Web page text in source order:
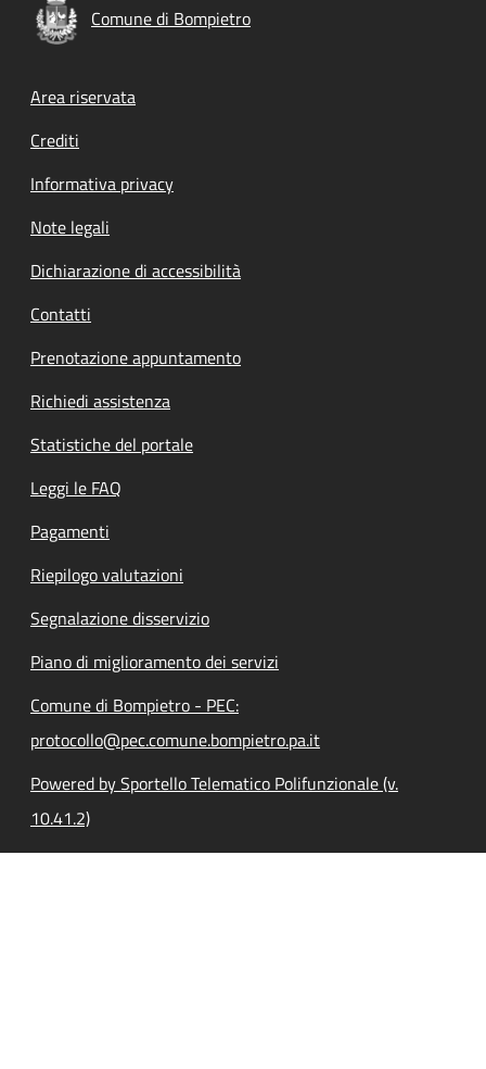
Comune di Bompietro
Footer menu
Area riservata
Crediti
Informativa privacy
Note legali
Dichiarazione di accessibilità
Contatti
Prenotazione appuntamento
Richiedi assistenza
Statistiche del portale
Leggi le FAQ
Pagamenti
Riepilogo valutazioni
Segnalazione disservizio
Piano di miglioramento dei servizi
Comune di Bompietro - PEC:
protocollo@pec.comune.bompietro.pa.it
Powered by Sportello Telematico Polifunzionale (v.
10.41.2)